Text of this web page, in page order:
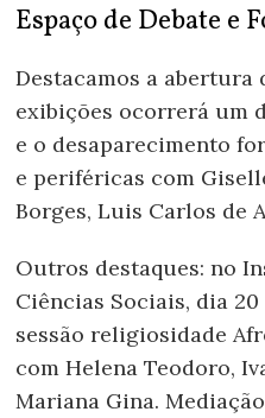
Espaço de Debate e
Destacamos a abertura
exibições ocorrerá um
e o desaparecimento
e periféricas com
Borges, Luis Carlos de
Outros destaques: no
Ciências Sociais, dia 20
sessão religiosidade
com Helena Teodoro,
Mariana Gina.